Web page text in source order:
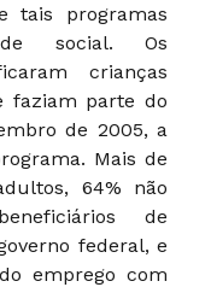
tais programas
social. Os
crianças
faziam parte do
de 2005, a
Mais de
64% não
de
federal, e
emprego com